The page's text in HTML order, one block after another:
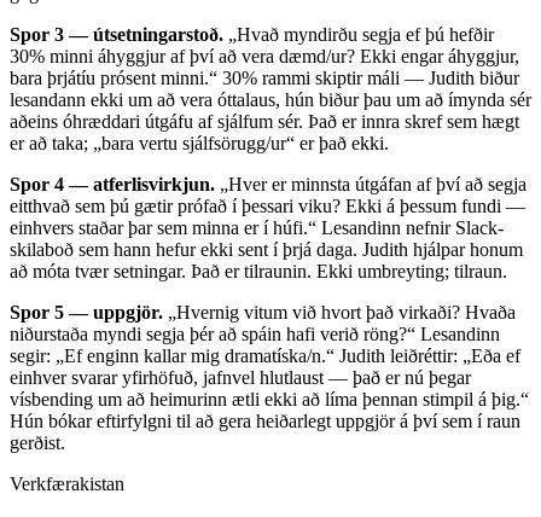
Spor 3 — útsetningarstoð. „Hvað myndirðu segja ef þú hefðir
30% minni áhyggjur af því að vera dæmd/ur? Ekki engar áhyggjur,
bara þrjátíu prósent minni.“ 30% rammi skiptir máli — Judith biður
lesandann ekki um að vera óttalaus, hún biður þau um að ímynda sér
aðeins óhræddari útgáfu af sjálfum sér. Það er innra skref sem hægt
er að taka; „bara vertu sjálfsörugg/ur“ er það ekki.
Spor 4 — atferlisvirkjun. „Hver er minnsta útgáfan af því að segja
eitthvað sem þú gætir prófað í þessari viku? Ekki á þessum fundi —
einhvers staðar þar sem minna er í húfi.“ Lesandinn nefnir Slack-
skilaboð sem hann hefur ekki sent í þrjá daga. Judith hjálpar honum
að móta tvær setningar. Það er tilraunin. Ekki umbreyting; tilraun.
Spor 5 — uppgjör. „Hvernig vitum við hvort það virkaði? Hvaða
niðurstaða myndi segja þér að spáin hafi verið röng?“ Lesandinn
segir: „Ef enginn kallar mig dramatíska/n.“ Judith leiðréttir: „Eða ef
einhver svarar yfirhöfuð, jafnvel hlutlaust — það er nú þegar
vísbending um að heimurinn ætli ekki að líma þennan stimpil á þig.“
Hún bókar eftirfylgni til að gera heiðarlegt uppgjör á því sem í raun
gerðist.
Verkfærakistan